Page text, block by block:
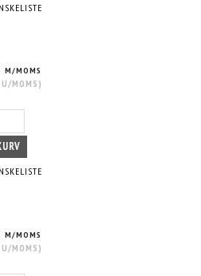
GRUNDER
)
M/MOMS
U/MOMS )
M/MOMS
U/MOMS )